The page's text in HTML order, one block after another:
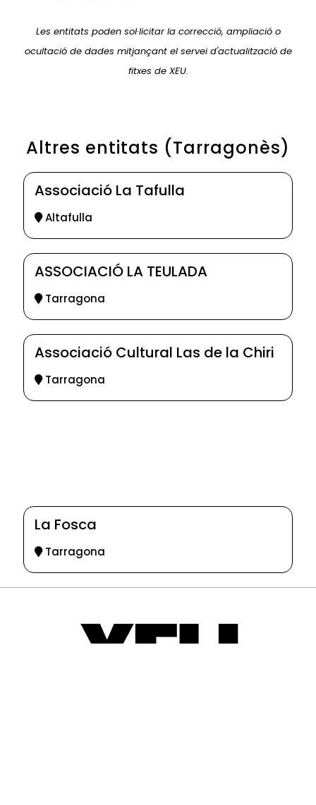
Les entitats poden sol·licitar la correcció, ampliació o
ocultació de dades mitjançant el servei d'actualització de
fitxes de XEU.
Altres entitats (Tarragonès)
Associació La Tafulla
Altafulla
ASSOCIACIÓ LA TEULADA
Tarragona
Associació Cultural Las de la Chiri
Tarragona
La Fosca
Tarragona